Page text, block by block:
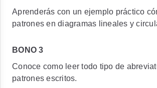
Aprenderás con un ejemplo práctico
patrones en diagramas lineales y
BONO 3
Conoce como leer todo tipo de
patrones escritos.